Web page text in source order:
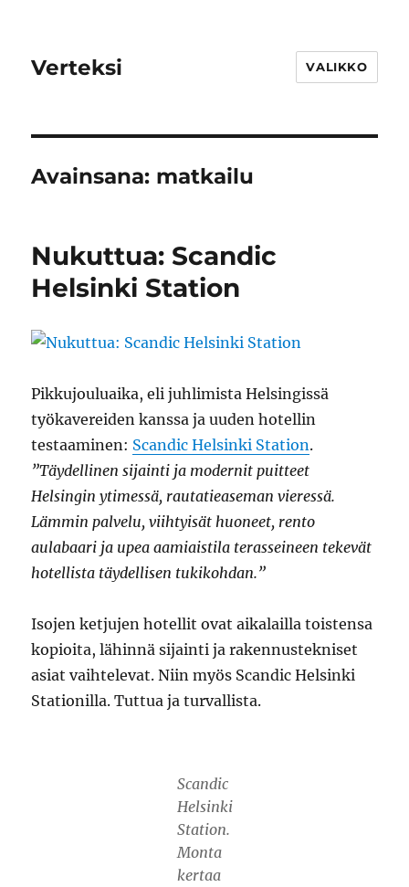
Verteksi VALIKKO
Avainsana: matkailu
Nukuttua: Scandic
Helsinki Station
Pikkujouluaika, eli juhlimista Helsingissä
työkavereiden kanssa ja uuden hotellin
testaaminen: Scandic Helsinki Station.
”Täydellinen sijainti ja modernit puitteet
Helsingin ytimessä, rautatieaseman vieressä.
Lämmin palvelu, viihtyisät huoneet, rento
aulabaari ja upea aamiaistila terasseineen tekevät
hotellista täydellisen tukikohdan.”
Isojen ketjujen hotellit ovat aikalailla toistensa
kopioita, lähinnä sijainti ja rakennustekniset
asiat vaihtelevat. Niin myös Scandic Helsinki
Stationilla. Tuttua ja turvallista.
Scandic
Helsinki
Station.
Monta
kertaa